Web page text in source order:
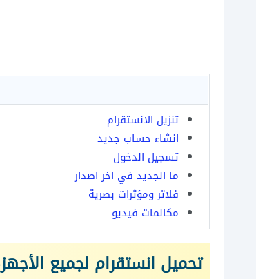
تنزيل الانستقرام
انشاء حساب جديد
تسجيل الدخول
ما الجديد في اخر اصدار
فلاتر ومؤثرات بصرية
مكالمات فيديو
تحميل انستقرام لجميع